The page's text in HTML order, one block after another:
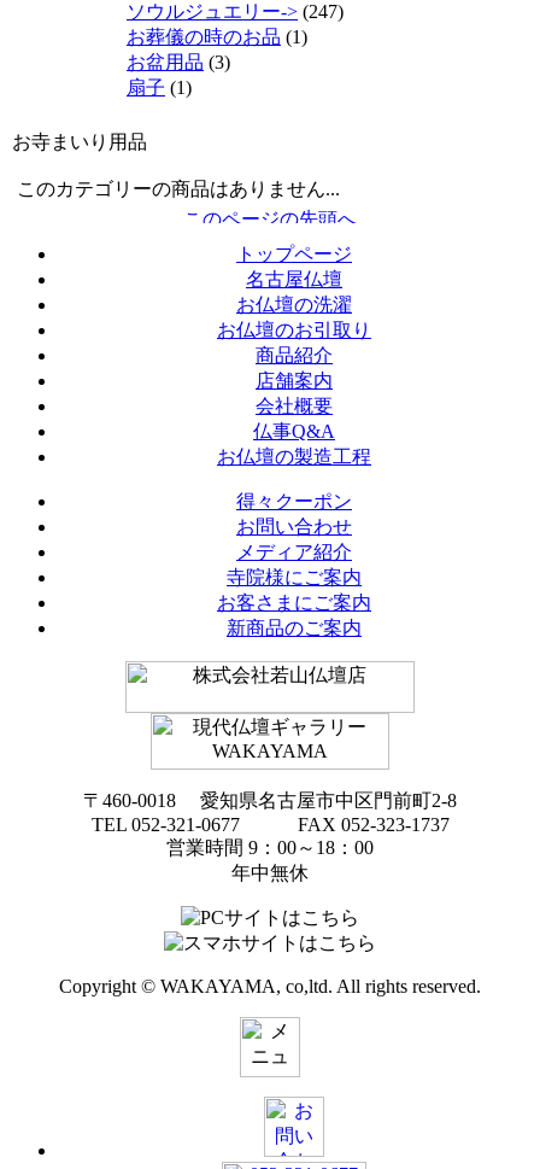
ソウルジュエリー-> (247)
お葬儀の時のお品 (1)
お盆用品 (3)
扇子 (1)
お寺まいり用品
このカテゴリーの商品はありません...
トップページ
名古屋仏壇
お仏壇の洗濯
お仏壇のお引取り
商品紹介
店舗案内
会社概要
仏事Q&A
お仏壇の製造工程
得々クーポン
お問い合わせ
メディア紹介
寺院様にご案内
お客さまにご案内
新商品のご案内
〒460-0018 愛知県名古屋市中区門前町2-8
TEL 052-321-0677 FAX 052-323-1737
営業時間 9：00～18：00
年中無休
Copyright © WAKAYAMA, co,ltd. All rights reserved.